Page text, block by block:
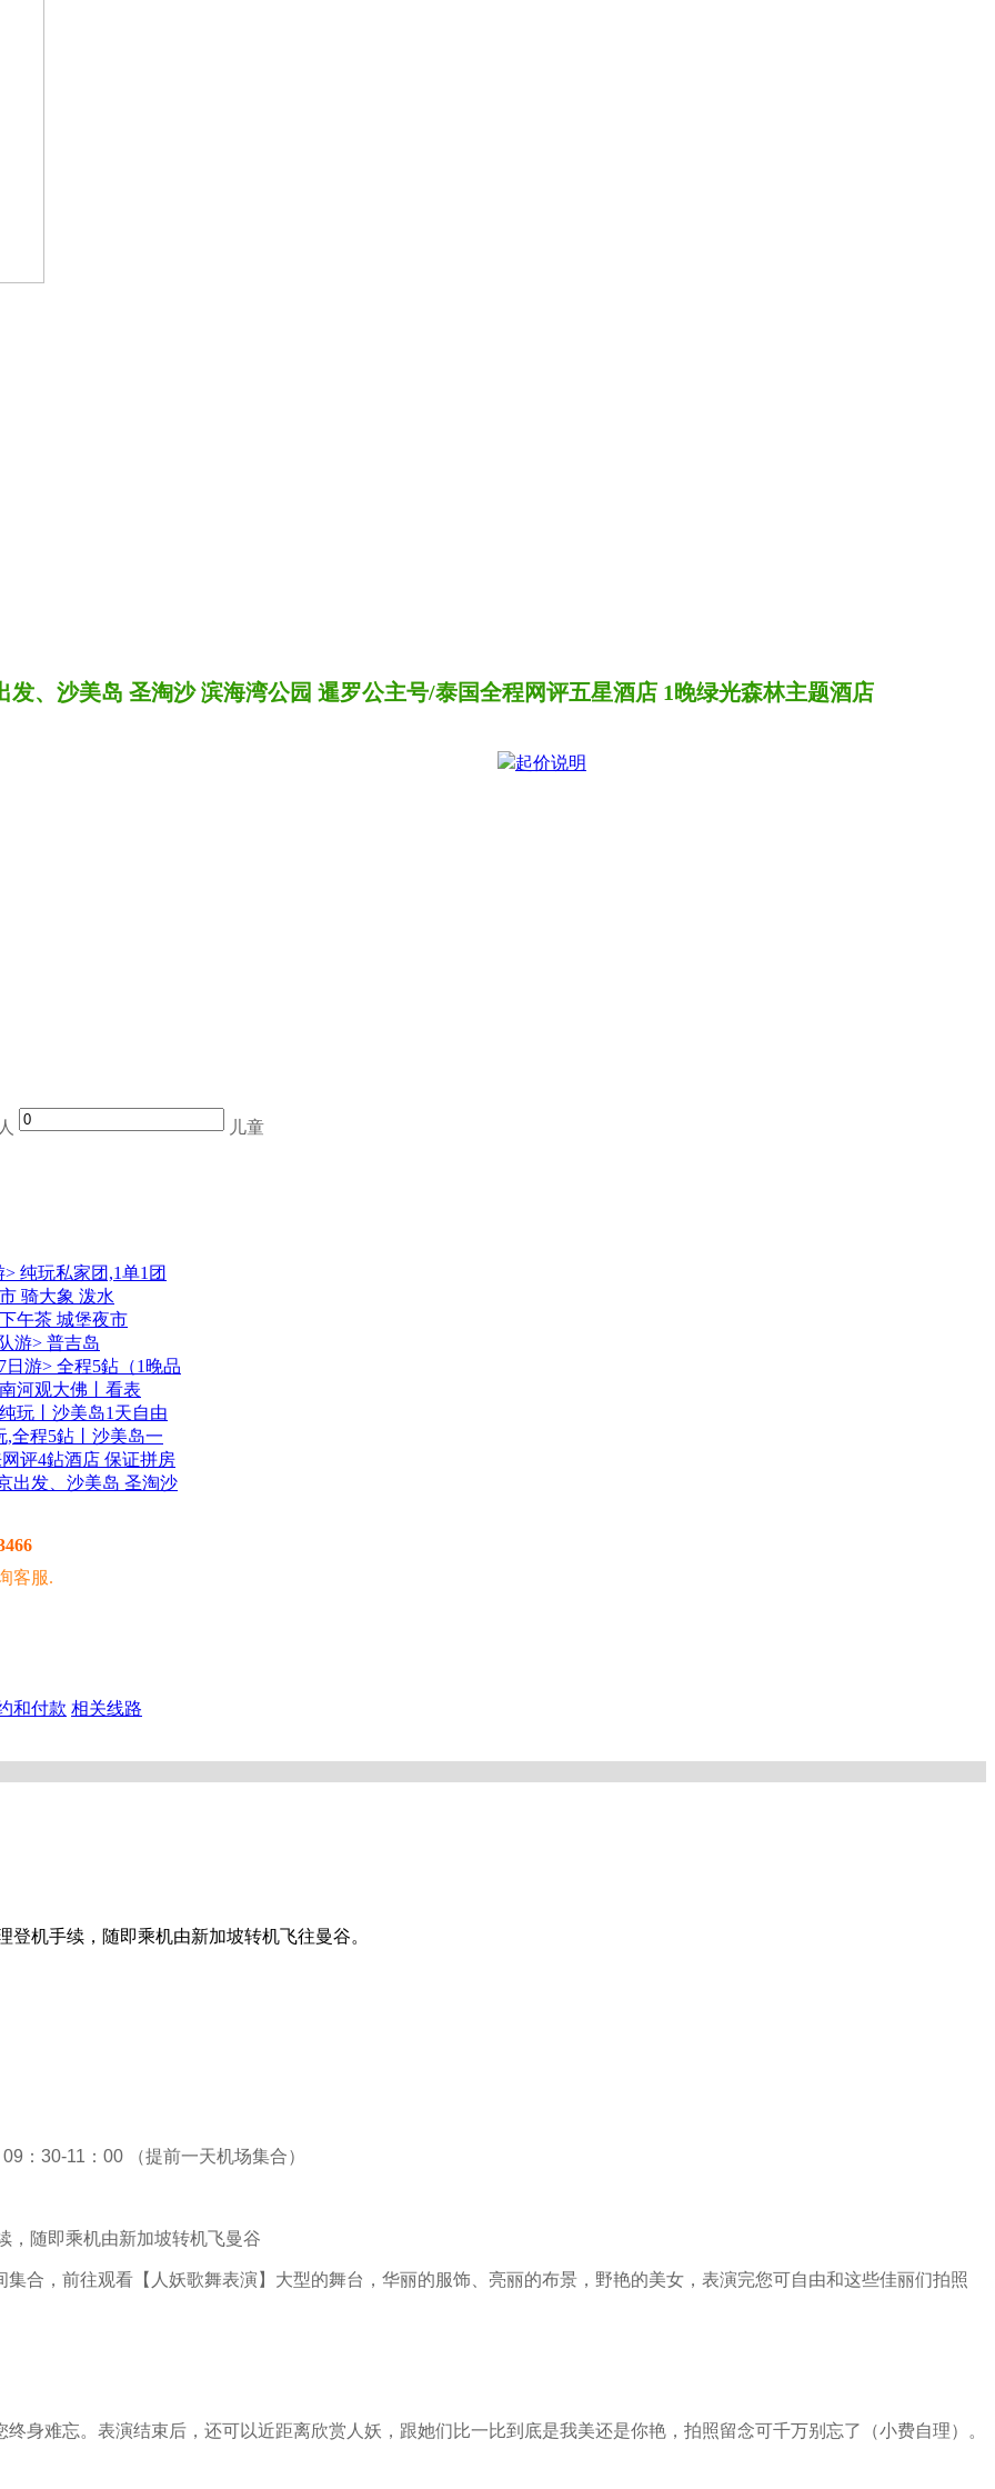
发、沙美岛 圣淘沙 滨海湾公园 暹罗公主号/泰国全程网评五星酒店 1晚绿光森林主题酒店
起价说明
儿童
纯玩私家团,1单1团
骑大象 泼水
午茶 城堡夜市
游> 普吉岛
游> 全程5鉆（1晚品
河观大佛丨看表
玩丨沙美岛1天自由
,全程5鉆丨沙美岛一
评4鉆酒店 保证拼房
出发、沙美岛 圣淘沙
客服.
和付款 相关线路
机手续，随即乘机由新加坡转机飞往曼谷。
：30-11：00 （提前一天机场集合）
，随即乘机由新加坡转机飞曼谷
合，前往观看【人妖歌舞表演】大型的舞台，华丽的服饰、亮丽的布景，野艳的美女，表演完您可自由和这些佳丽们拍照
身难忘。表演结束后，还可以近距离欣赏人妖，跟她们比一比到底是我美还是你艳，拍照留念可千万别忘了（小费自理）。